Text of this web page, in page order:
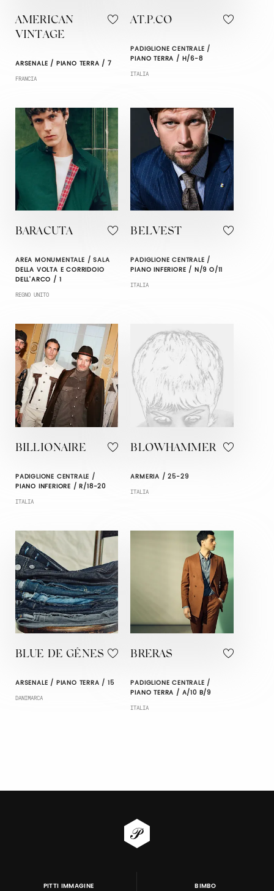
AMERICAN
VINTAGE
ARSENALE / PIANO TERRA / 7
FRANCIA
AT.P.CO
PADIGLIONE CENTRALE /
PIANO TERRA / H/6-8
ITALIA
BARACUTA
AREA MONUMENTALE / SALA
DELLA VOLTA E CORRIDOIO
DELL'ARCO / 1
REGNO UNITO
BELVEST
PADIGLIONE CENTRALE /
PIANO INFERIORE / N/9 O/11
ITALIA
BILLIONAIRE
PADIGLIONE CENTRALE /
PIANO INFERIORE / R/18-20
ITALIA
BLOWHAMMER
ARMERIA / 25-29
ITALIA
BLUE DE GÊNES
ARSENALE / PIANO TERRA / 15
DANIMARCA
BRERAS
PADIGLIONE CENTRALE /
PIANO TERRA / A/10 B/9
ITALIA
PITTI IMMAGINE BIMBO